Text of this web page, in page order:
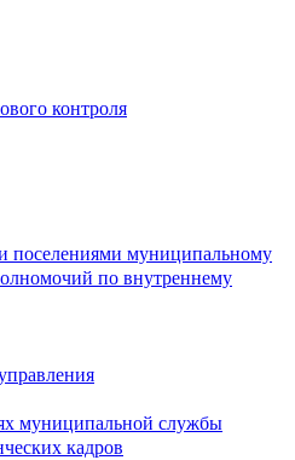
контроля
поселениями муниципальному
по внутреннему
муниципальной службы
кадров